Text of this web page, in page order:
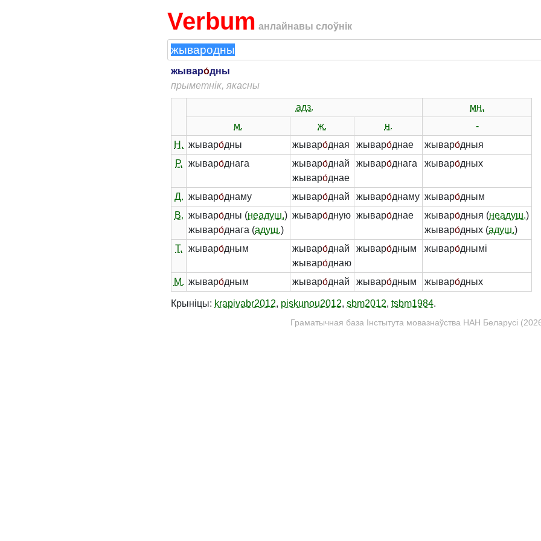
Verbum анлайнавы слоўнік
жываро́дны
прыметнік, якасны
адз.
мн.
м.
ж. н.
-
Н. жываро́дны жываро́дная жываро́днае жываро́дныя
Р.
жываро́днага жываро́днай
жываро́днае
жываро́днага жываро́дных
Д. жываро́днаму жываро́днай жываро́днаму жываро́дным
В. жываро́дны (неадуш.)
жываро́днага (адуш.)
жываро́дную жываро́днае жываро́дныя (неадуш.)
жываро́дных (адуш.)
Т.
жываро́дным жываро́днай
жываро́днаю
жываро́дным жываро́днымі
М. жываро́дным жываро́днай жываро́дным жываро́дных
Крыніцы: krapivabr2012, piskunou2012, sbm2012, tsbm1984.
Граматычная база Інстытута мовазнаўства НАН Беларусі